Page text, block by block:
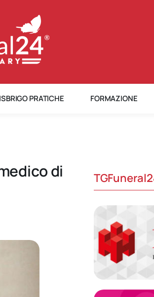
PRATICHE FORMAZIONE
di